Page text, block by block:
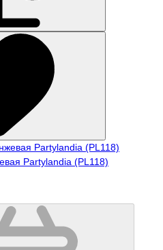
Partylandia (PL118)